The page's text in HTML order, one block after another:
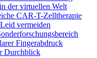
der virtuellen Welt
CAR-T-Zelltherapie
vermeiden
Fingerabdruck
Durchblick